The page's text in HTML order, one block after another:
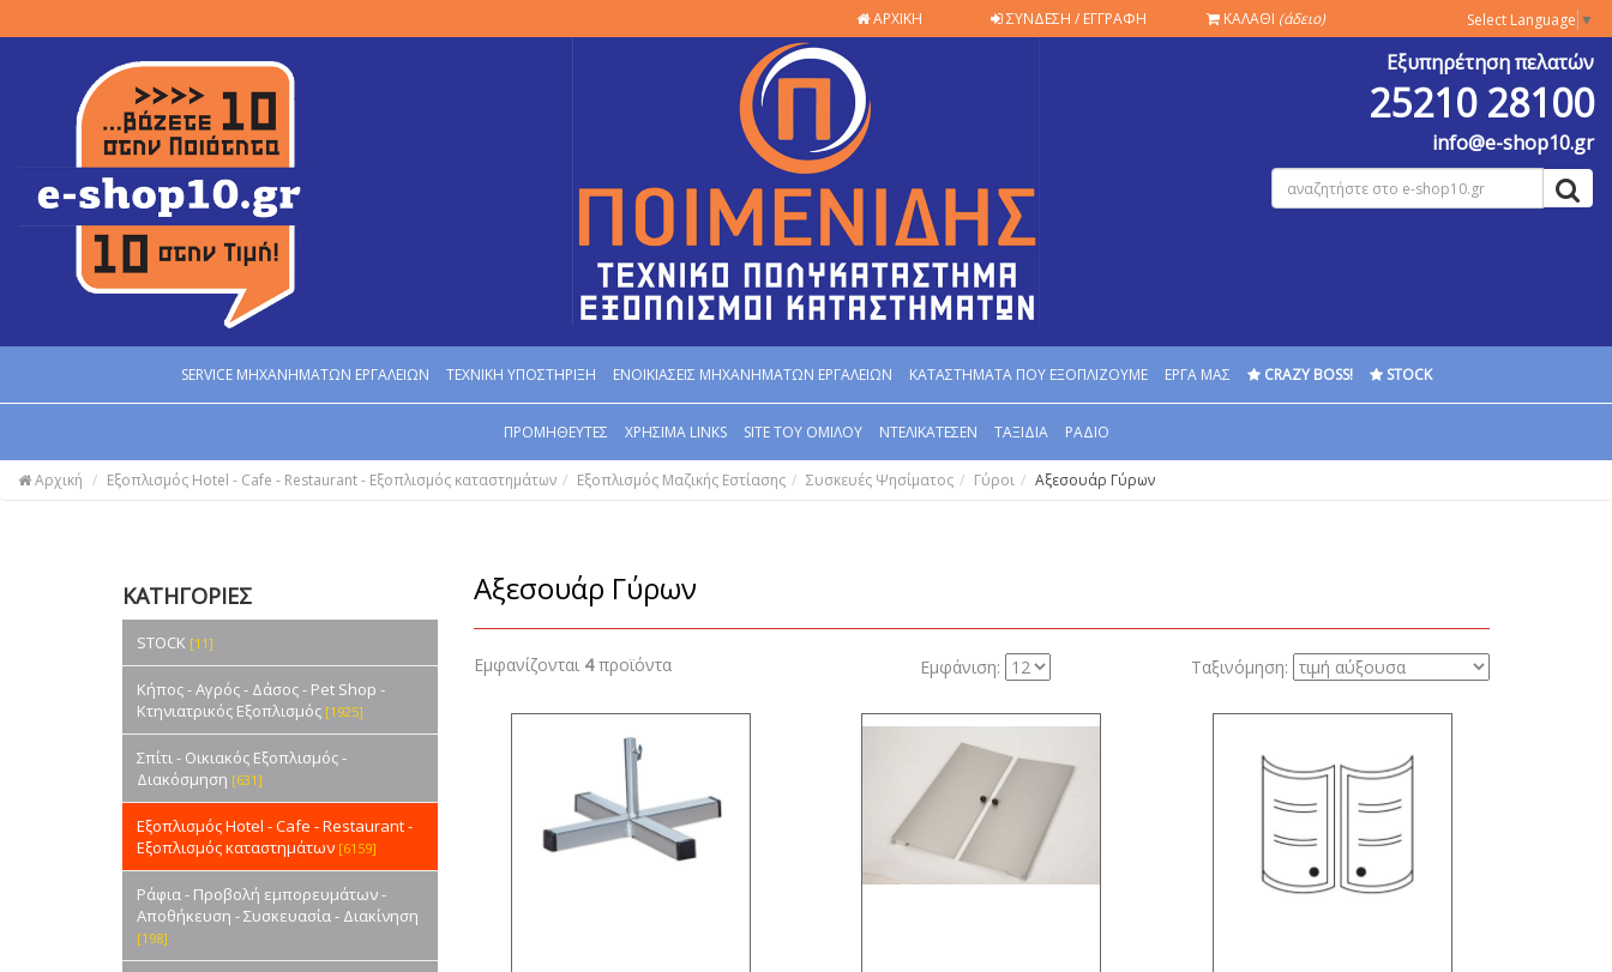
Select Language ▼
ΑΡΧΙΚΗ ΣΥΝΔΕΣΗ / ΕΓΓΡΑΦΗ ΚΑΛΑΘΙ (άδειο)
Εξυπηρέτηση πελατών
25210 28100
info@e-shop10.gr
SERVICE MΗΧΑΝΗΜΑΤΩΝ ΕΡΓΑΛΕΙΩΝ ΤΕΧΝΙΚΗ ΥΠΟΣΤΗΡΙΞΗ ΕΝΟΙΚΙΑΣΕΙΣ ΜΗΧΑΝΗΜΑΤΩΝ ΕΡΓΑΛΕΙΩΝ ΚΑΤΑΣΤΗΜΑΤΑ ΠΟΥ ΕΞΟΠΛΙΖΟΥΜΕ ΕΡΓΑ ΜΑΣ CRAZY BOSS! STOCK
ΠΡΟΜΗΘΕΥΤΕΣ ΧΡΗΣΙΜΑ LINKS SITE ΤΟΥ ΟΜΙΛΟΥ ΝΤΕΛΙΚΑΤΕΣΕΝ ΤΑΞΙΔΙΑ ΡΑΔΙΟ
Αρχική Εξοπλισμός Hotel - Cafe - Restaurant - Εξοπλισμός καταστημάτων Εξοπλισμός Μαζικής Εστίασης Συσκευές Ψησίματος Γύροι Αξεσουάρ Γύρων
ΚΑΤΗΓΟΡΙΕΣ
STOCK [11]
Κήπος - Αγρός - Δάσος - Pet Shop -
Κτηνιατρικός Εξοπλισμός [1925]
Σπίτι - Οικιακός Εξοπλισμός -
Διακόσμηση [631]
Εξοπλισμός Hotel - Cafe - Restaurant -
Εξοπλισμός καταστημάτων [6159]
Ράφια - Προβολή εμπορευμάτων -
Αποθήκευση - Συσκευασία - Διακίνηση
[198]
Αξεσουάρ Γύρων
Εμφανίζονται 4προϊόντα Εμφάνιση: Ταξινόμηση: